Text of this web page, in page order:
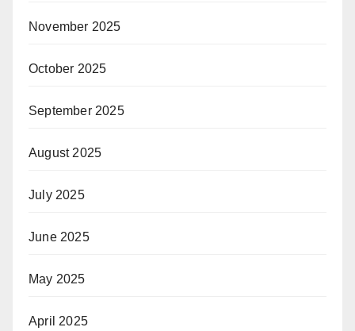
November 2025
October 2025
September 2025
August 2025
July 2025
June 2025
May 2025
April 2025